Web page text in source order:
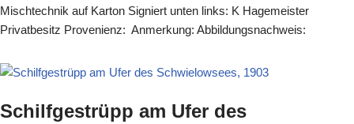
Mischtechnik auf Karton Signiert unten links: K Hagemeister
Privatbesitz Provenienz: Anmerkung: Abbildungsnachweis:
Schilfgestrüpp am Ufer des